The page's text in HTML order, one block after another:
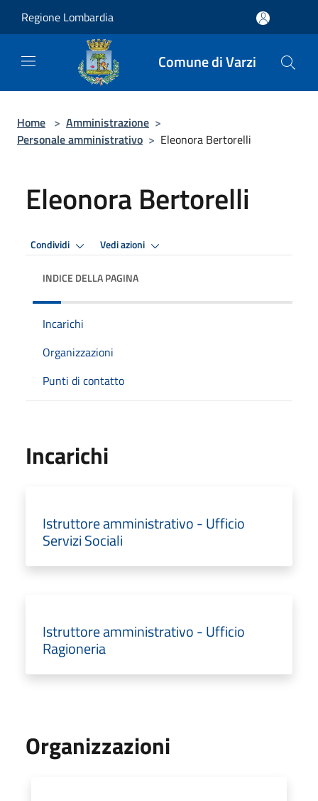
Regione Lombardia
Comune di Varzi
Home > Amministrazione >
Personale amministrativo > Eleonora Bertorelli
Eleonora Bertorelli
Condividi Vedi azioni
INDICE DELLA PAGINA
Incarichi
Organizzazioni
Punti di contatto
Incarichi
Istruttore amministrativo - Ufficio
Servizi Sociali
Istruttore amministrativo - Ufficio
Ragioneria
Organizzazioni